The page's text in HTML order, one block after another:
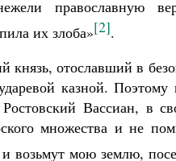
православную
их злоба»[2].
князь, отославший в
казной. Поэтому
Ростовский Вассиан, в
множества и не
возьмут мою землю,